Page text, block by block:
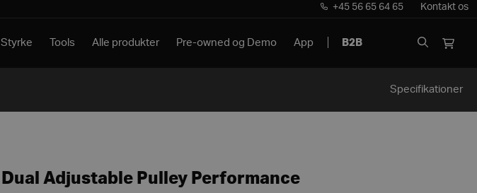
+45 56 65 64 65 Kontakt os
Styrke Tools Alle produkter Pre-owned og Demo App B2B
Specifikationer
Dual Adjustable Pulley Performance